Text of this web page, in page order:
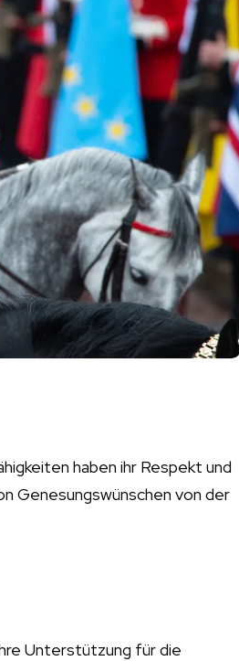
haben ihr Respekt und
Genesungswünschen von der
Unterstützung für die